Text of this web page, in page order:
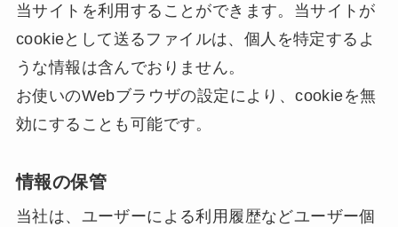
当サイトを利用することができます。当サイトが
cookieとして送るファイルは、個人を特定するよ
うな情報は含んでおりません。
お使いのWebブラウザの設定により、cookieを無
効にすることも可能です。
情報の保管
当社は、ユーザーによる利用履歴などユーザー個